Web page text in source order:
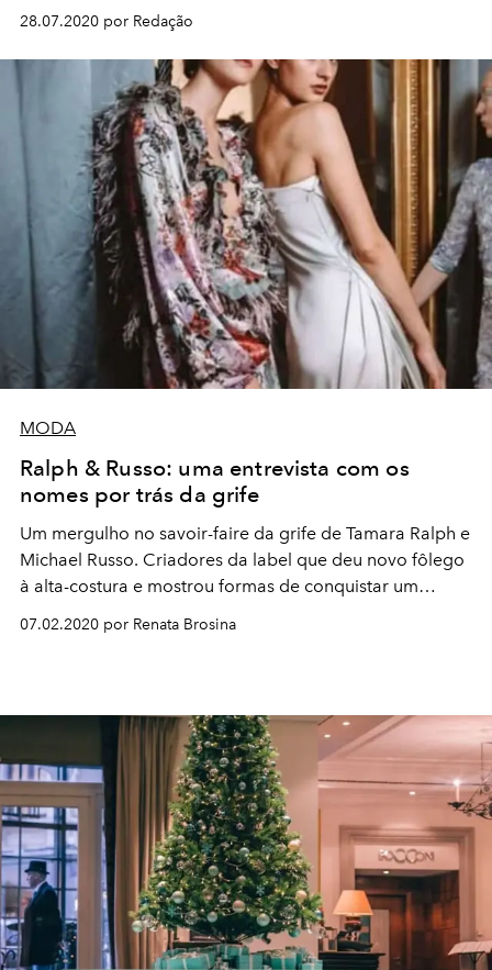
28.07.2020 por Redação
MODA
Ralph & Russo: uma entrevista com os
nomes por trás da grife
Um mergulho no savoir-faire da grife de Tamara Ralph e
Michael Russo. Criadores da label que deu novo fôlego
à alta-costura e mostrou formas de conquistar um
07.02.2020 por Renata Brosina